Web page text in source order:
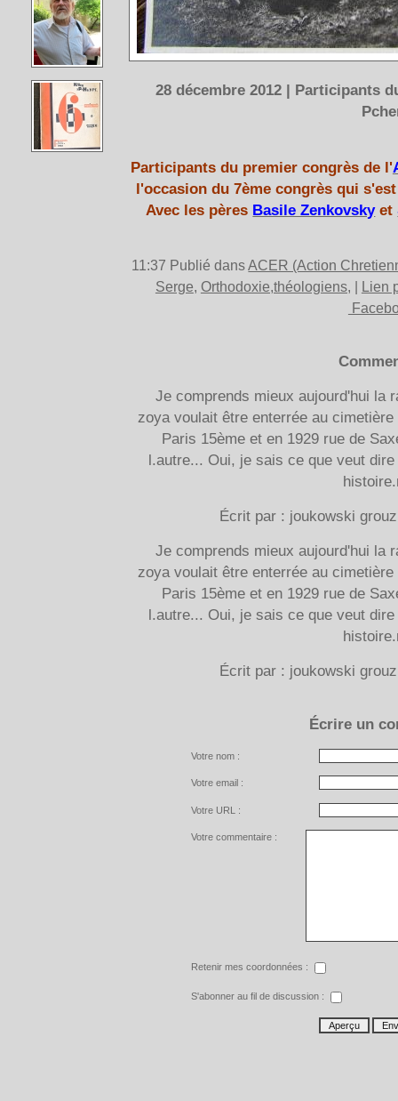
28 décembre 2012 | Participants
Participants du premier congrès de l'
l'occasion du 7ème congrès qui
Avec les pères Basile Zenkovskyet
11:37 Publié dansACER (Action
Serge, Orthodoxie,théologiens,
Lien
Je comprends mieux aujourd'hui la
zoya voulait être enterrée au
Paris 15ème et en 1929 rue de
l.autre... Oui, je sais ce que veut
Écrit par : joukowski
Je comprends mieux aujourd'hui la
zoya voulait être enterrée au
Paris 15ème et en 1929 rue de
l.autre... Oui, je sais ce que veut
Écrit par : joukowski
Écrire un
Votre nom :
Votre email :
Votre URL :
Votre commentaire :
Retenir mes coordonnées :
S'abonner au fil de discussion :